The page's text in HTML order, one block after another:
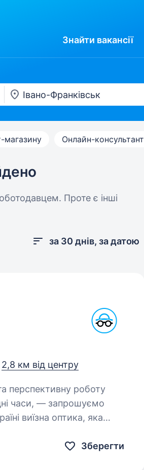
Знайти вакансії
магазину Онлайн-консультант
Проте є інші
за 30 днів, за датою
2,8 км від центру
часи, — запрошуємо
виїзна оптика, яка
Зберегти